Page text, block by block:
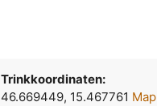
Trinkkoordinaten:
46.669449, 15.467761 Map